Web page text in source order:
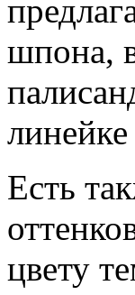
шпона,
Есть
цвету